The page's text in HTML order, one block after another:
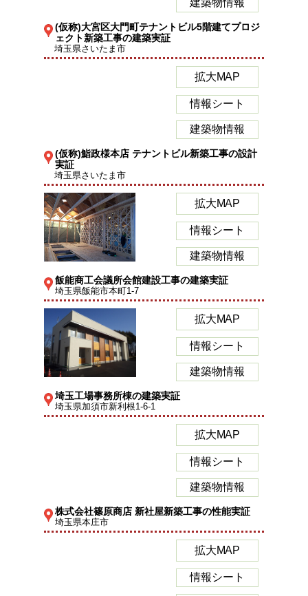
建築物情報
(仮称)大宮区大門町テナントビル5階建てプロジ
ェクト新築工事の建築実証
埼玉県さいたま市
拡大MAP
情報シート
建築物情報
(仮称)鮨政様本店 テナントビル新築工事の設計
実証
埼玉県さいたま市
拡大MAP
情報シート
建築物情報
飯能商工会議所会館建設工事の建築実証
埼玉県飯能市本町1-7
拡大MAP
情報シート
建築物情報
埼玉工場事務所棟の建築実証
埼玉県加須市新利根1-6-1
拡大MAP
情報シート
建築物情報
株式会社篠原商店 新社屋新築工事の性能実証
埼玉県本庄市
拡大MAP
情報シート